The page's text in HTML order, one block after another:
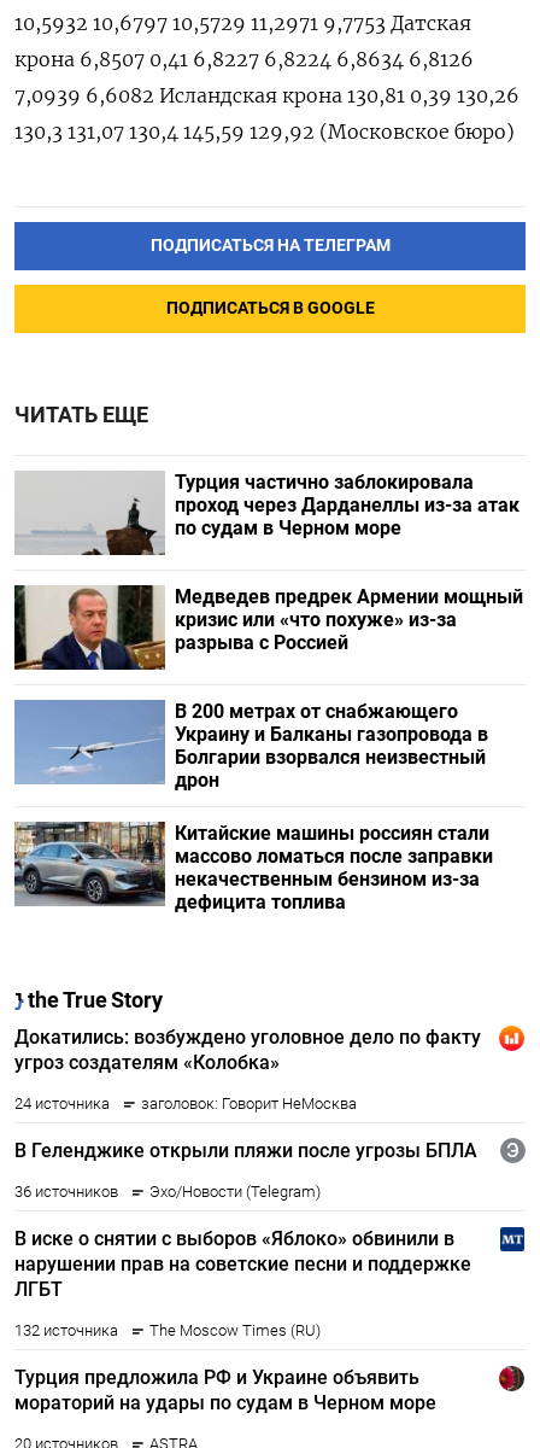
10,5932 10,6797 10,5729 11,2971 9,7753 Датская
крона 6,8507 0,41 6,8227 6,8224 6,8634 6,8126
7,0939 6,6082 Исландская крона 130,81 0,39 130,26
130,3 131,07 130,4 145,59 129,92 (Московское бюро)
ПОДПИСАТЬСЯ НА ТЕЛЕГРАМ
ПОДПИСАТЬСЯ В GOOGLE
ЧИТАТЬ ЕЩЕ
Турция частично заблокировала
проход через Дарданеллы из-за атак
по судам в Черном море
Медведев предрек Армении мощный
кризис или «что похуже» из-за
разрыва с Россией
В 200 метрах от снабжающего
Украину и Балканы газопровода в
Болгарии взорвался неизвестный
дрон
Китайские машины россиян стали
массово ломаться после заправки
некачественным бензином из-за
дефицита топлива